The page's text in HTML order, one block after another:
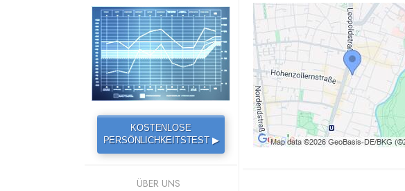
KOSTENLOSE
PERSÖNLICHKEITSTEST ▶
ÜBER UNS